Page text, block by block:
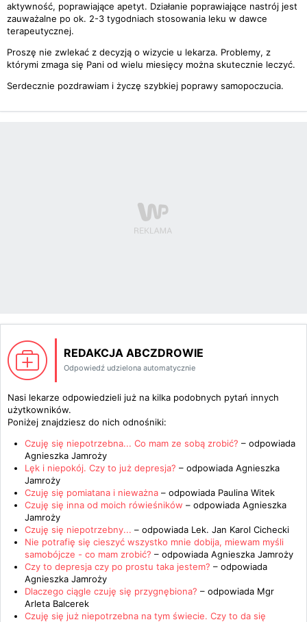
aktywność, poprawiające apetyt. Działanie poprawiające nastrój jest
zauważalne po ok. 2-3 tygodniach stosowania leku w dawce
terapeutycznej.
Proszę nie zwlekać z decyzją o wizycie u lekarza. Problemy, z
którymi zmaga się Pani od wielu miesięcy można skutecznie leczyć.
Serdecznie pozdrawiam i życzę szybkiej poprawy samopoczucia.
REDAKCJA ABCZDROWIE
Odpowiedź udzielona automatycznie
Nasi lekarze odpowiedzieli już na kilka podobnych pytań innych
użytkowników.
Poniżej znajdziesz do nich odnośniki:
Czuję się niepotrzebna... Co mam ze sobą zrobić? – odpowiada
Agnieszka Jamroży
Lęk i niepokój. Czy to już depresja? – odpowiada Agnieszka
Jamroży
Czuję się pomiatana i nieważna – odpowiada Paulina Witek
Czuję się inna od moich rówieśników – odpowiada Agnieszka
Jamroży
Czuję się niepotrzebny... – odpowiada Lek. Jan Karol Cichecki
Nie potrafię się cieszyć wszystko mnie dobija, miewam myśli
samobójcze - co mam zrobić? – odpowiada Agnieszka Jamroży
Czy to depresja czy po prostu taka jestem? – odpowiada
Agnieszka Jamroży
Dlaczego ciągle czuję się przygnębiona? – odpowiada Mgr
Arleta Balcerek
Czuję się już niepotrzebna na tym świecie. Czy to da się